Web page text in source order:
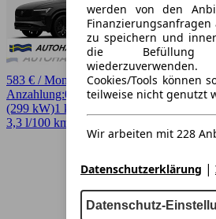
583 € / Monat
Anzahlung:0,00 €Laufzeit:48 Monatekm/
(299 kW)1 km
3,3 l/100 km (komb.)* · 75 g/km CO2* ·
werden von den
zu speichern und
die Befüllung
Cookies/Tools können
teilweise nicht genutzt
Wir arbeiten mit 228
Datenschutzerklärung |
Datenschutz-